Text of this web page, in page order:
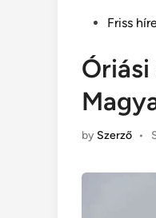
PostedFriss
by Szerző •